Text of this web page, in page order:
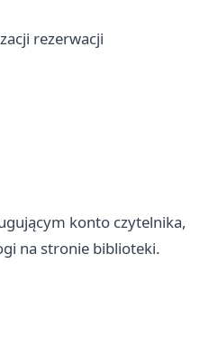
rezerwacji
konto czytelnika,
na stronie biblioteki.